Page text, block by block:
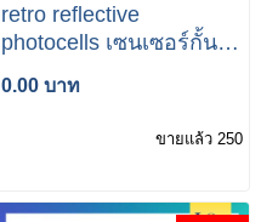
retro reflective
photocells เซนเซอร์กั้น
ทริคแบบแผ่นสะท้อน
0.00 บาท
ขายแล้ว 250